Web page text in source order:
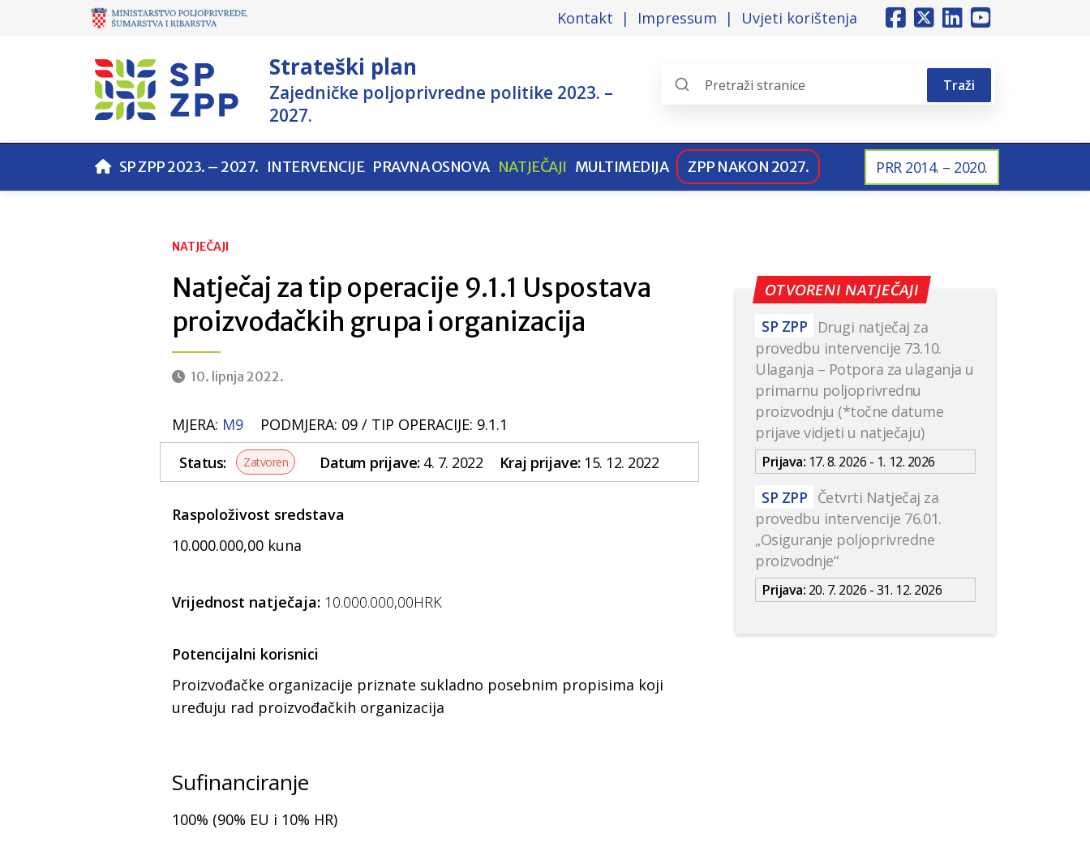
Kontakt Impressum Uvjeti korištenja
Strateški plan
Zajedničke poljoprivredne politike 2023. –
2027.
Search
pages
Traži
SP ZPP 2023. – 2027. INTERVENCIJE PRAVNA OSNOVA NATJEČAJI MULTIMEDIJA ZPP NAKON 2027. PRR 2014. – 2020.
NATJEČAJI
Natječaj za tip operacije 9.1.1 Uspostava
proizvođačkih grupa i organizacija
10. lipnja 2022.
MJERA: M9 PODMJERA: 09 / TIP OPERACIJE: 9.1.1
Status:
Zatvoren Datum prijave:4. 7. 2022 Kraj prijave:15. 12. 2022
Raspoloživost sredstava
10.000.000,00 kuna
Vrijednost natječaja: 10.000.000,00HRK
Potencijalni korisnici
Proizvođačke organizacije priznate sukladno posebnim propisima koji
uređuju rad proizvođačkih organizacija
Sufinanciranje
100% (90% EU i 10% HR)
OTVORENI NATJEČAJI
SP ZPP
Drugi natječaj za
provedbu intervencije 73.10.
Ulaganja – Potpora za ulaganja u
primarnu poljoprivrednu
proizvodnju (*točne datume
prijave vidjeti u natječaju)
Prijava: 17. 8. 2026 - 1. 12. 2026
SP ZPP Četvrti Natječaj za
provedbu intervencije 76.01.
„Osiguranje poljoprivredne
proizvodnje“
Prijava: 20. 7. 2026 - 31. 12. 2026